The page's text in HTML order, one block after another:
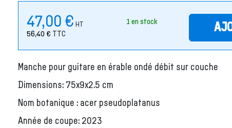
47,00 € HT
56,40 € TTC
1 en stock
Manche pour guitare en érable ondé débit sur couche
Dimensions: 75x9x2.5 cm
Nom botanique : acer pseudoplatanus
Année de coupe: 2023